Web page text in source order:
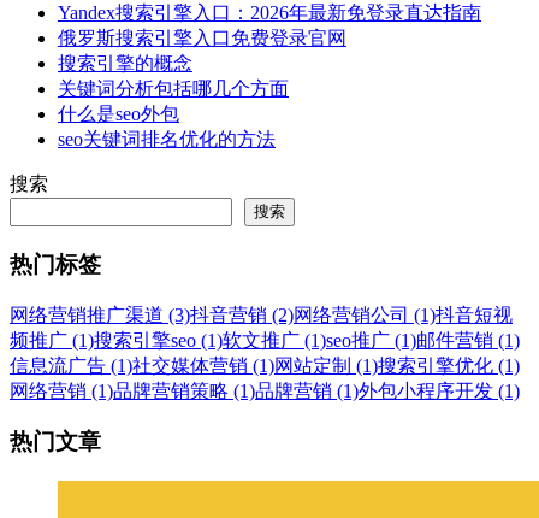
Yandex搜索引擎入口：2026年最新免登录直达指南
俄罗斯搜索引擎入口免费登录官网
搜索引擎的概念
关键词分析包括哪几个方面
什么是seo外包
seo关键词排名优化的方法
搜索
搜索
热门标签
网络营销推广渠道 (3)抖音营销 (2)网络营销公司 (1)抖音短视
频推广 (1)搜索引擎seo (1)软文推广 (1)seo推广 (1)邮件营销 (1)
信息流广告 (1)社交媒体营销 (1)网站定制 (1)搜索引擎优化 (1)
网络营销 (1)品牌营销策略 (1)品牌营销 (1)外包小程序开发 (1)
热门文章